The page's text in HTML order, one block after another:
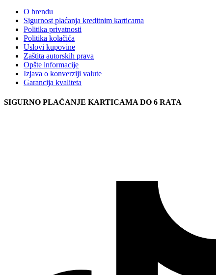
O brendu
Sigurnost plaćanja kreditnim karticama
Politika privatnosti
Politika kolačića
Uslovi kupovine
Zaštita autorskih prava
Opšte informacije
Izjava o konverziji valute
Garancija kvaliteta
SIGURNO PLAĆANJE KARTICAMA DO 6 RATA